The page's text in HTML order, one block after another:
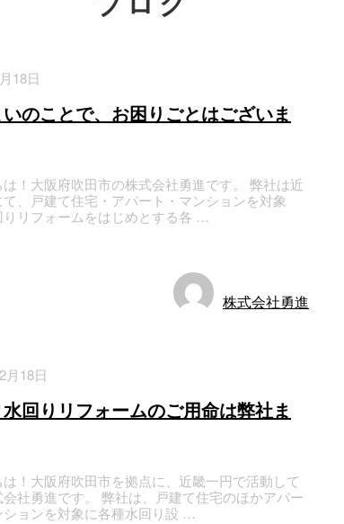
18日
のことで、お困りごとはございま
は！大阪府吹田市の株式会社勇進です。 弊社は近
、戸建て住宅・アパート・マンションを対象
りリフォームをはじめとする各 …
株式会社勇進
月18日
回りリフォームのご用命は弊社ま
は！大阪府吹田市を拠点に、近畿一円で活動して
社勇進です。 弊社は、戸建て住宅のほかアパー
ションを対象に各種水回り設 …